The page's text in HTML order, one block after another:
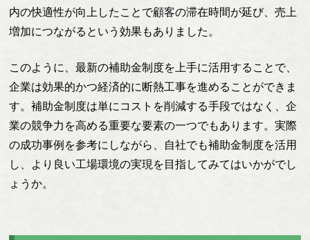
内の快適性が向上したことで顧客の滞在時間が延び、売上
増加につながるという効果もありました。
このように、最新の補助金制度を上手に活用することで、
企業は効果的かつ経済的に断熱工事を進めることができま
す。補助金制度は単にコストを削減する手段ではなく、企
業の競争力を高める重要な要素の一つでもあります。実際
の成功事例を参考にしながら、自社でも補助金制度を活用
し、より良い工場環境の実現を目指してみてはいかがでし
ょうか。